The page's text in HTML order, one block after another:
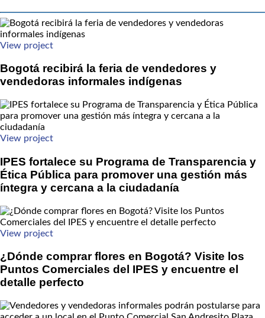
View project
Bogotá recibirá la feria de vendedores y
vendedoras informales indígenas
View project
IPES fortalece su Programa de Transparencia y
Ética Pública para promover una gestión más
íntegra y cercana a la ciudadanía
View project
¿Dónde comprar flores en Bogotá? Visite los
Puntos Comerciales del IPES y encuentre el
detalle perfecto